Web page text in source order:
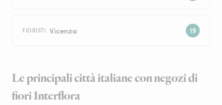
FIORISTI Vicenza
Le principali città italiane con negozi di
fiori Interflora